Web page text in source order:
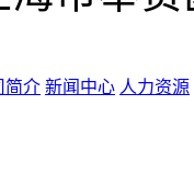
简介 新闻中心 人力资源